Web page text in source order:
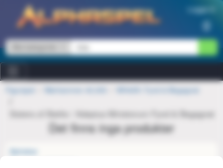
Hoppa till innehåll Logga in
0
Figurspel WH40K: Fynd & Begagnat
Sisters of Battle / Adeptus Ministorum Fynd & Begagnat
Det finns inga produkter
Alphabar